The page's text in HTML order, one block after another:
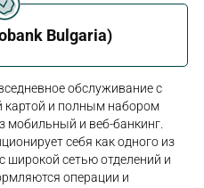
Bulgaria)
обслуживание с
картой и полным набором
мобильный и веб-банкинг.
себя как одного из
широкой сетью отделений и
операции и